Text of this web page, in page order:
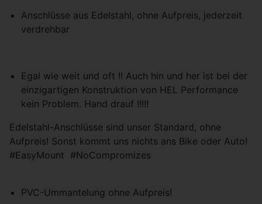
Anschlüsse aus Edelstahl, ohne Aufpreis, jederzeit
verdrehbar
Egal wie weit und oft !! Auch hin und her ist bei der
einzigartigen Konstruktion von HEL Performance
kein Problem. Hand drauf !!!!!
Edelstahl-Anschlüsse sind unser Standard, ohne
Aufpreis! Sonst kommt uns nichts ans Bike oder Auto!
#EasyMount #NoCompromizes
PVC-Ummantelung ohne Aufpreis!
personalisierte Werbung anzubieten.